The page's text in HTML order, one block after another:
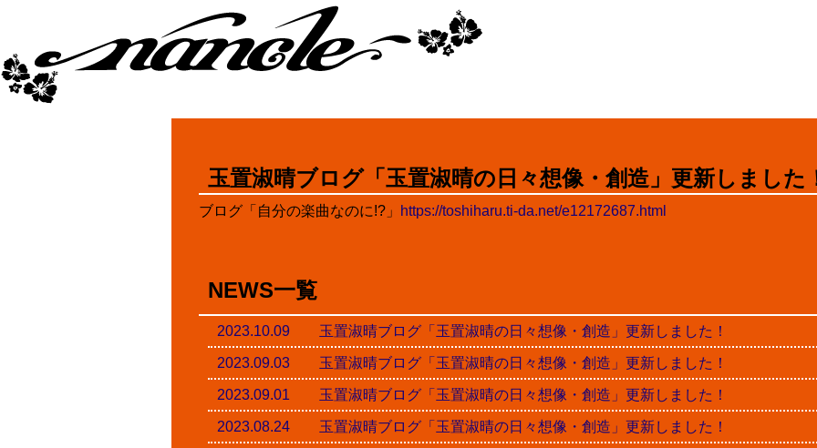
玉置淑晴ブログ「玉置淑晴の日々想像・創造」更新しました
ブログ「自分の楽曲なのに!?」
https://toshiharu.ti-da.net/e12172687.html
NEWS一覧
2023.10.09 玉置淑晴ブログ「玉置淑晴の日々想像・創造」更新しました！
2023.09.03 玉置淑晴ブログ「玉置淑晴の日々想像・創造」更新しました！
2023.09.01 玉置淑晴ブログ「玉置淑晴の日々想像・創造」更新しました！
2023.08.24 玉置淑晴ブログ「玉置淑晴の日々想像・創造」更新しました！